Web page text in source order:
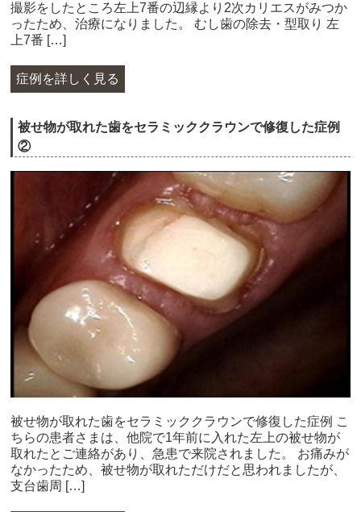
撮影をしたところ左上7番の辺縁より2次カリエスがみつか
ったため、治療になりました。 むし歯の除去・型取り 左
上7番 […]
症例を詳しく見る
被せ物が取れた歯をセラミッククラウンで修復した症例
②
被せ物が取れた歯をセラミッククラウンで修復した症例 こ
ちらの患者さまは、他院で1年前に入れた左上の被せ物が
取れたとご連絡があり、急患で来院されました。 お痛みが
なかったため、被せ物が取れただけだと思われましたが、
支台歯周 […]